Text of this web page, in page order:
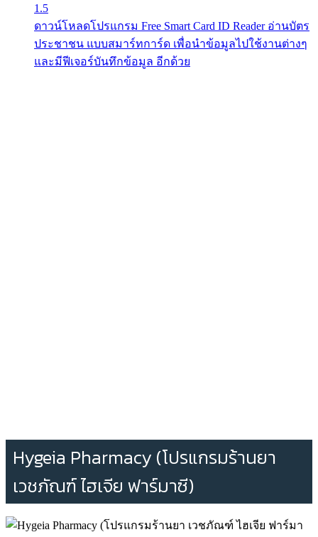
1.5
ดาวน์โหลดโปรแกรม Free Smart Card ID Reader อ่านบัตร
ประชาชน แบบสมาร์ทการ์ด เพื่อนำข้อมูลไปใช้งานต่างๆ
และมีฟีเจอร์บันทึกข้อมูล อีกด้วย
Hygeia Pharmacy (โปรแกรมร้านยา
เวชภัณฑ์ ไฮเจีย ฟาร์มาซี)